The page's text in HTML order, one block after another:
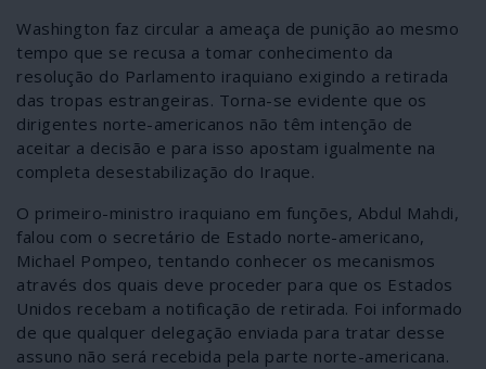
Washington faz circular a ameaça de punição ao mesmo
tempo que se recusa a tomar conhecimento da
resolução do Parlamento iraquiano exigindo a retirada
das tropas estrangeiras. Torna-se evidente que os
dirigentes norte-americanos não têm intenção de
aceitar a decisão e para isso apostam igualmente na
completa desestabilização do Iraque.
O primeiro-ministro iraquiano em funções, Abdul Mahdi,
falou com o secretário de Estado norte-americano,
Michael Pompeo, tentando conhecer os mecanismos
através dos quais deve proceder para que os Estados
Unidos recebam a notificação de retirada. Foi informado
de que qualquer delegação enviada para tratar desse
assuno não será recebida pela parte norte-americana.